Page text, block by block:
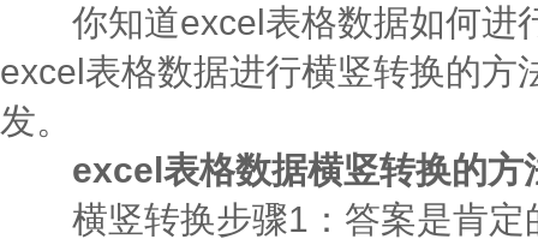
你知道excel表格数据如何进
excel表格数据进行横竖转换的方
发。
excel表格数据横竖转换的方
横竖转换步骤1：答案是肯定